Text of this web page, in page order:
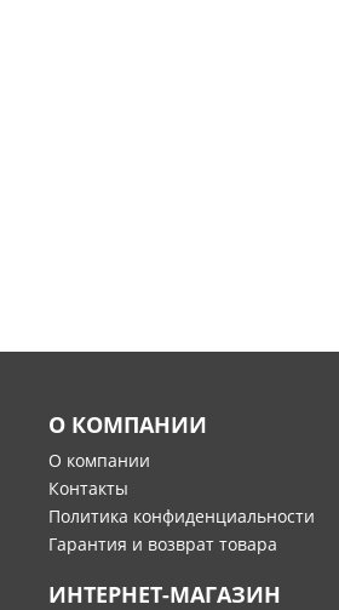
О КОМПАНИИ
О компании
Контакты
Политика конфиденциальности
Гарантия и возврат товара
ИНТЕРНЕТ-МАГАЗИН